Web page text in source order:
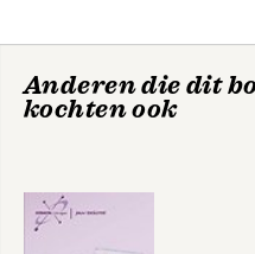
Anderen die dit
kochten ook